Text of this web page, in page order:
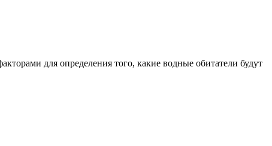
для определения того, какие водные обитатели будут